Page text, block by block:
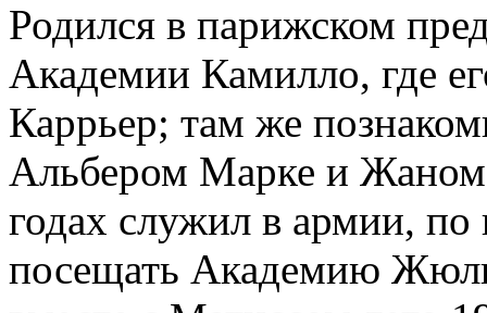
Родился в парижском
Академии Камилло, где
Каррьер; там же
Альбером Марке и
годах служил в армии, по
посещать Академию